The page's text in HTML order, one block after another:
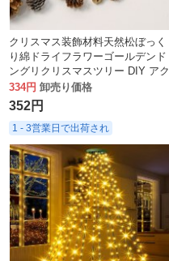
クリスマス装飾材料天然松ぼっく
り綿ドライフラワーゴールデンド
ングリクリスマスツリー DIY アク
セサリー模擬枝
334円 卸売り価格
352円
1 - 3営業日で出荷され